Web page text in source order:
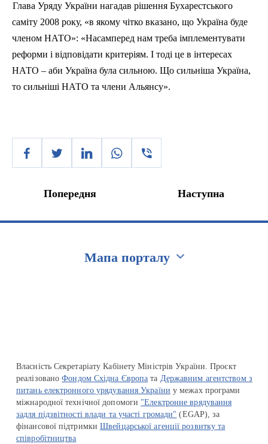
Глава Уряду України нагадав рішення Бухарестського
саміту 2008 року, «в якому чітко вказано, що Україна буде
членом НАТО»: «Насамперед нам треба імплементувати
реформи і відповідати критеріям. І тоді це в інтересах
НАТО – аби Україна була сильною. Що сильніша Україна,
то сильніші НАТО та члени Альянсу».
Попередня Наступна
Мапа порталу
Власність Секретаріату Кабінету Міністрів України. Проєкт
реалізованоФондом Східна Європа та Державним агентством з
питань електронного урядування України у межах програми
міжнародної технічної допомоги "Електронне врядування
задля підзвітності влади та участі громади" (EGAP), за
фінансової підтримкиШвейцарської агенції розвитку та
співробітництва